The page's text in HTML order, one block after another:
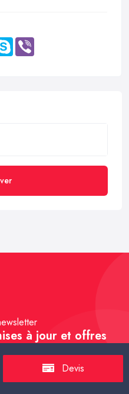
Skype
à jour et offres
Devis